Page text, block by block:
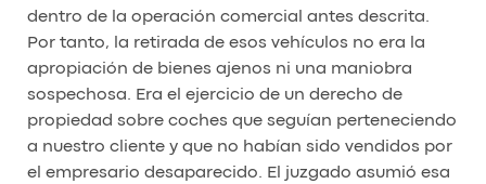
dentro de la operación comercial antes descrita.
Por tanto, la retirada de esos vehículos no era la
apropiación de bienes ajenos ni una maniobra
sospechosa. Era el ejercicio de un derecho de
propiedad sobre coches que seguían perteneciendo
a nuestro cliente y que no habían sido vendidos por
el empresario desaparecido. El juzgado asumió esa